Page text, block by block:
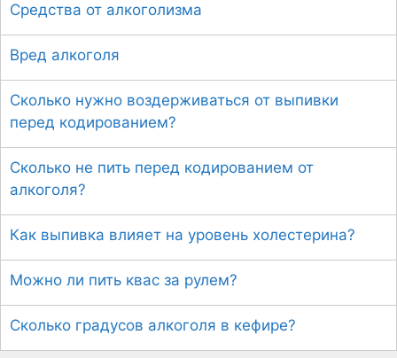
Средства от алкоголизма
Вред алкоголя
Сколько нужно воздерживаться от выпивки
перед кодированием?
Сколько не пить перед кодированием от
алкоголя?
Как выпивка влияет на уровень холестерина?
Можно ли пить квас за рулем?
Сколько градусов алкоголя в кефире?